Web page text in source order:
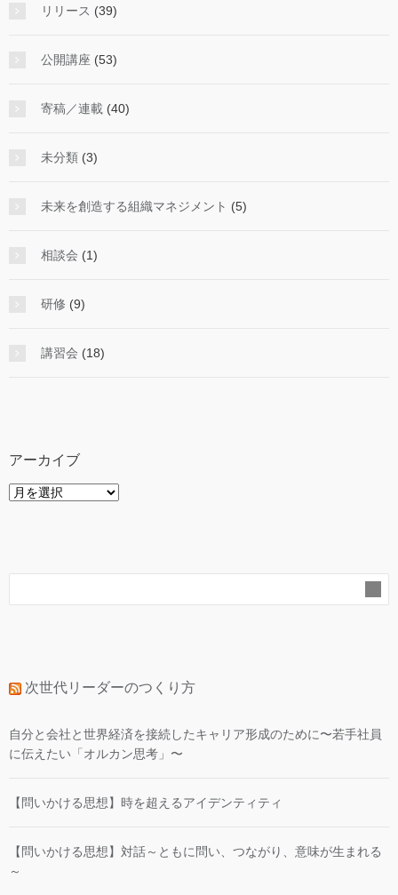
リリース (39)
公開講座 (53)
寄稿／連載 (40)
未分類 (3)
未来を創造する組織マネジメント (5)
相談会 (1)
研修 (9)
講習会 (18)
アーカイブ
ア
次世代リーダーのつくり方
自分と会社と世界経済を接続したキャリア形成のために〜若手社員
に伝えたい「オルカン思考」〜
【問いかける思想】時を超えるアイデンティティ
【問いかける思想】対話～ともに問い、つながり、意味が生まれる
～